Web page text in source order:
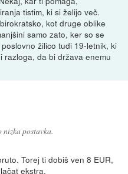
tistim, ki si želijo več.
kot druge oblike
samo zato, ker so se
žilico tudi 19-letnik, ki
razloga, da bi država enemu
postavka.
Torej ti dobiš ven 8 EUR,
ekstra.